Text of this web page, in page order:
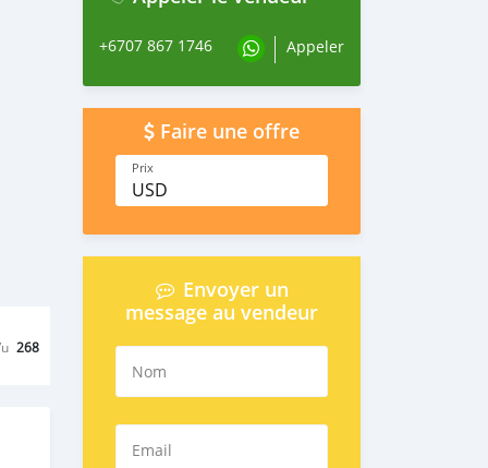
268
+6707 867 1746 Appeler
Faire une offre
Prix
USD
Envoyer un
message au vendeur
Nom
Email